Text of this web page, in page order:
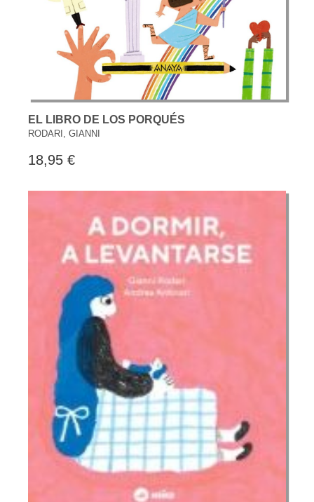
EL LIBRO DE LOS PORQUÉS
RODARI, GIANNI
18,95 €